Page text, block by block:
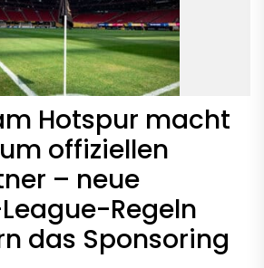
Hotspur macht
offiziellen
– neue
Regeln
das Sponsoring